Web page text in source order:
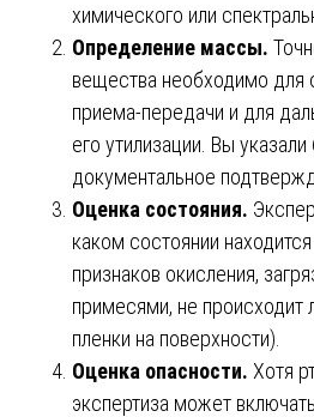
химического или
Определение массы.
вещества необходимо для
приема-передачи и для
его утилизации. Вы указали
документальное
Оценка состояния.
каком состоянии находится
признаков окисления,
примесями, не происходит
пленки на поверхности).
Оценка опасности. Хотя
экспертиза может